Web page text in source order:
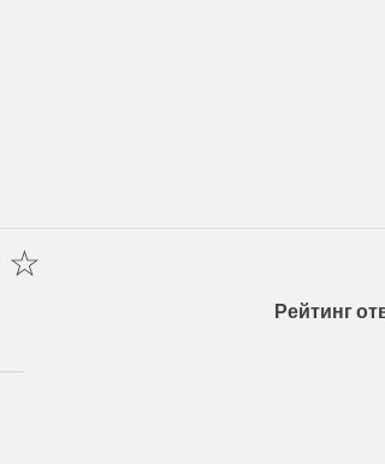
☆
Рейтинг